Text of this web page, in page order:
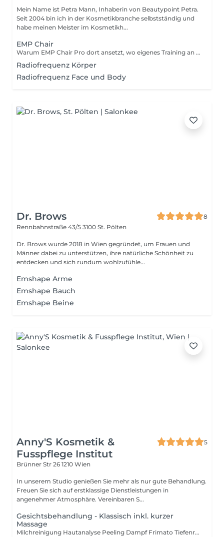
Mein Name ist Petra Mann, Inhaberin von Beautypoint Petra.
Seit 2004 bin ich in der Kosmetikbranche selbstständig und
habe meinen Meister im Kosmetikh...
EMP Chair
Warum EMP Chair Pro dort ansetzt, wo eigenes Training an Grenzen stößt. Viele Menschen trainieren monatelang ihren Beckenboden und spüren trotzdem kaum Fortschritt. Der Grund: Der Beckenboden besteht aus 3 Muskelschichten. Es ist physiologisch kaum möglich, alle 3 Schichten durch willentliche Anspannung zu erreichen. Und ohne einen überschwelligen Trainingsreiz gibt es kein Muskelwachstum. Der EMP Chair Pro löst genau dieses Problem. Die HI-EMP Technologie (High Intensity Electro Magnetic Pulse) erzeugt ein fokussiertes Magnetfeld, das alle 3 Muskelschichten gleichzeitig stimuliert. Tausende supramaximale Kontraktionen pro Sitzung bauen die Muskulatur gezielt auf.
Radiofrequenz Körper
Radiofrequenz Face und Body
Dr. Brows
8
Rennbahnstraße 43/5 3100 St. Pölten
Dr. Brows wurde 2018 in Wien gegründet, um Frauen und
Männer dabei zu unterstützen, ihre natürliche Schönheit zu
entdecken und sich rundum wohlzufühle...
Emshape Arme
Emshape Bauch
Emshape Beine
Anny'S Kosmetik &
Fusspflege Institut
5
Brünner Str 26 1210 Wien
In unserem Studio genießen Sie mehr als nur gute Behandlung.
Freuen Sie sich auf erstklassige Dienstleistungen in
angenehmer Atmosphäre. Vereinbaren S...
Gesichtsbehandlung - Klassisch inkl. kurzer
Massage
Milchreinigung Hautanalyse Peeling Dampf Frimato Tiefenreinigung Augenbrauen fassonieren Hoch Frequenz Kurze Massage Maske & Tagespflege. Die Gesichtsbehandlung wird individuell auf deinen Hauttyp abgestimmt und verleiht dir ein frisches, entspanntes Aussehen.